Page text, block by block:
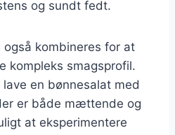
og sundt fedt.
også kombineres for at
kompleks smagsprofil.
en bønnesalat med
er både mættende og
at eksperimentere